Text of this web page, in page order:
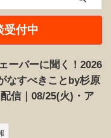
受付中
ーバーに聞く！2026
なすべきことby杉原
信｜08/25(火)・ア